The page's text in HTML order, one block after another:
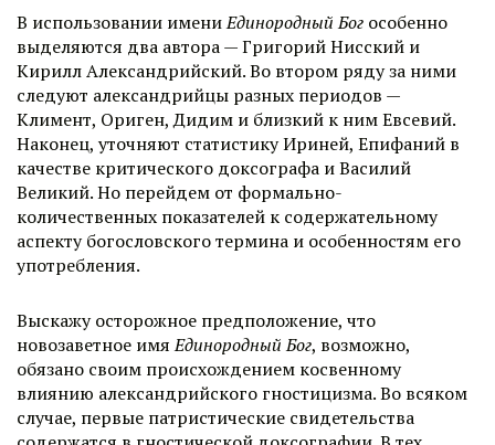
В использовании имениЕдинородный Бог особенно
выделяются два автора — Григорий Нисский и
Кирилл Александрийский. Во втором ряду за ними
следуют александрийцы разных периодов —
Климент, Ориген, Дидим и близкий к ним Евсевий.
Наконец, уточняют статистику Ириней, Епифаний в
качестве критического доксографа и Василий
Великий. Но перейдем от формально-
количественных показателей к содержательному
аспекту богословского термина и особенностям его
употребления.
Выскажу осторожное предположение, что
новозаветное имяЕдинородный Бог, возможно,
обязано своим происхождением косвенному
влиянию александрийского гностицизма. Во всяком
случае, первые патристические свидетельства